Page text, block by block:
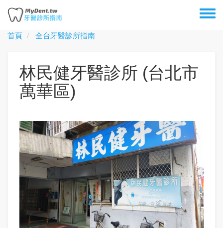
移
主首頁 全台牙醫診所指南
林民健牙醫診所 (台北市
萬華區)